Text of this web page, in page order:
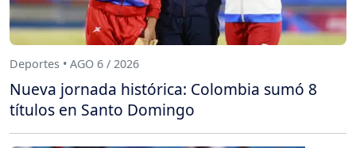
Deportes • AGO 6 / 2026
Nueva jornada histórica: Colombia sumó 8
títulos en Santo Domingo